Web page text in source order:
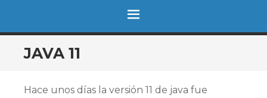
MENÚ
SALTAR
AL
JAVA 11
Hace unos días la versión 11 de java fue